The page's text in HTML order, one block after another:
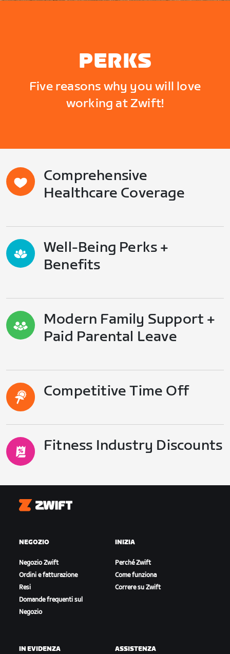
PERKS
Five reasons why you will love
working at Zwift!
Comprehensive
Healthcare Coverage
Well-Being Perks +
Benefits
Modern Family Support +
Paid Parental Leave
Competitive Time Off
Fitness Industry Discounts
Zwift
NEGOZIO
Negozio Zwift
Ordini e fatturazione
Resi
Domande frequenti sul
Negozio
INIZIA
Perché Zwift
Come funziona
Correre su Zwift
IN EVIDENZA ASSISTENZA